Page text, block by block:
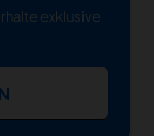
exklusive